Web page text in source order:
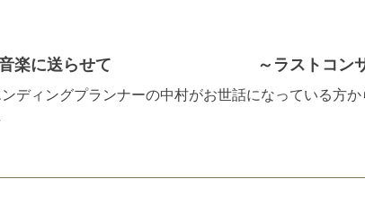
⑫ 音楽に送らせて ～ラストコンサー
ディングプランナーの中村がお世話になっている方